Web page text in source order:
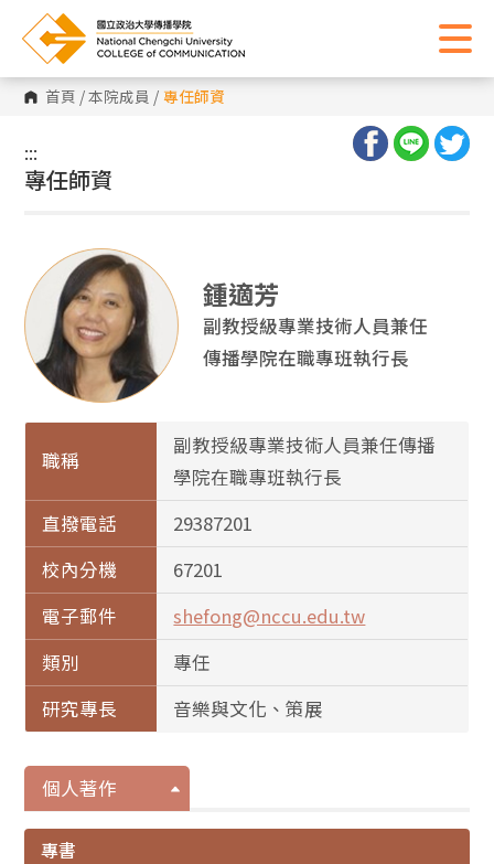
首頁 /本院成員 / 專任師資
:::
:::
專任師資
鍾適芳
副教授級專業技術人員兼任
傳播學院在職專班執行長
職稱
副教授級專業技術人員兼任傳播
學院在職專班執行長
直撥電話
29387201
校內分機
67201
電子郵件
shefong@nccu.edu.tw
類別
專任
研究專長
音樂與文化、策展
個人著作
專書